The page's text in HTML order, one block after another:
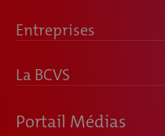
Entreprises
La BCVS
Portail Médias